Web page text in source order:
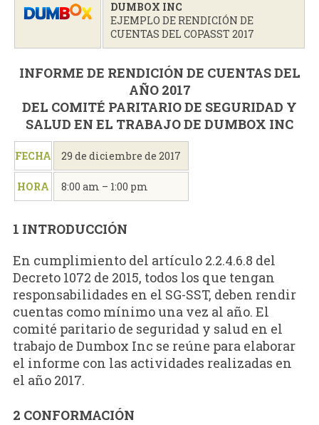
DUMBOX INC
EJEMPLO DE RENDICIÓN DE
CUENTAS DEL COPASST 2017
INFORME DE RENDICIÓN DE CUENTAS DEL
AÑO 2017
DEL COMITÉ PARITARIO DE SEGURIDAD Y
SALUD EN EL TRABAJO DE DUMBOX INC
FECHA 29 de diciembre de 2017
HORA 8:00 am – 1:00 pm
1 INTRODUCCIÓN
En cumplimiento del artículo 2.2.4.6.8 del
Decreto 1072 de 2015, todos los que tengan
responsabilidades en el SG-SST, deben rendir
cuentas como mínimo una vez al año. El
comité paritario de seguridad y salud en el
trabajo de Dumbox Inc se reúne para elaborar
el informe con las actividades realizadas en
el año 2017.
2 CONFORMACIÓN